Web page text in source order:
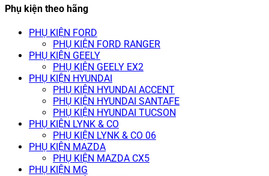
Phụ kiện theo hãng
PHỤ KIỆN FORD
PHỤ KIỆN FORD RANGER
PHỤ KIỆN GEELY
PHỤ KIỆN GEELY EX2
PHỤ KIỆN HYUNDAI
PHỤ KIỆN HYUNDAI ACCENT
PHỤ KIỆN HYUNDAI SANTAFE
PHỤ KIỆN HYUNDAI TUCSON
PHỤ KIỆN LYNK & CO
PHỤ KIỆN LYNK & CO 06
PHỤ KIỆN MAZDA
PHỤ KIỆN MAZDA CX5
PHỤ KIỆN MG